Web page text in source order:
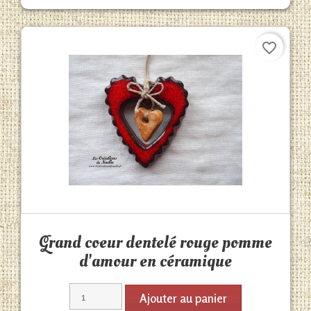
Grand coeur dentelé rouge pomme
d'amour en céramique
Ajouter au panier
favorite_border